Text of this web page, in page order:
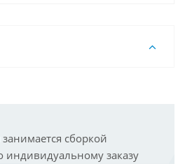
сборкой
индивидуальному заказу